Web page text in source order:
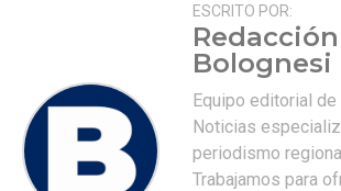
ESCRITO POR:
Redacción
Bolognesi
Equipo editorial
Noticias
periodismo
Trabajamos para